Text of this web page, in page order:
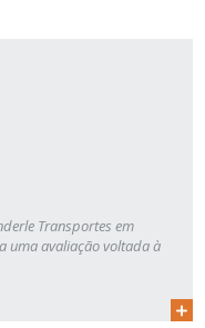
Transportes em
uma avaliação voltada à